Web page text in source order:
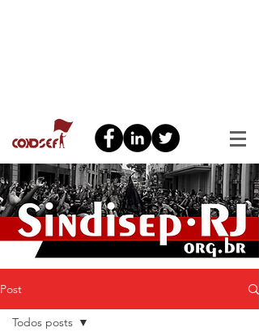
Post
Todos posts